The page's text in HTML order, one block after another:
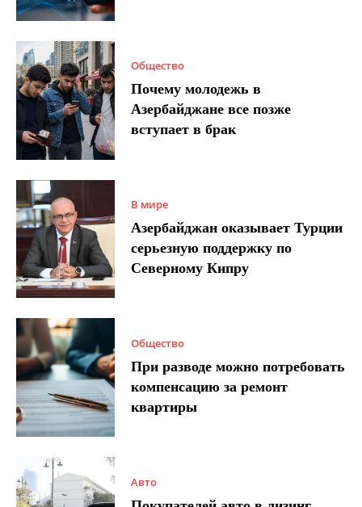
Общество
Почему молодежь в
Азербайджане все позже
вступает в брак
В мире
Азербайджан оказывает Турции
серьезную поддержку по
Северному Кипру
Общество
При разводе можно потребовать
компенсацию за ремонт
квартиры
Авто